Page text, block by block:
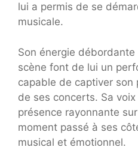
lui a permis de se
musicale.
Son énergie
scène font de lui un
capable de captiver
de ses concerts. Sa
présence rayonnante
moment passé à ses
musical et émotionnel.